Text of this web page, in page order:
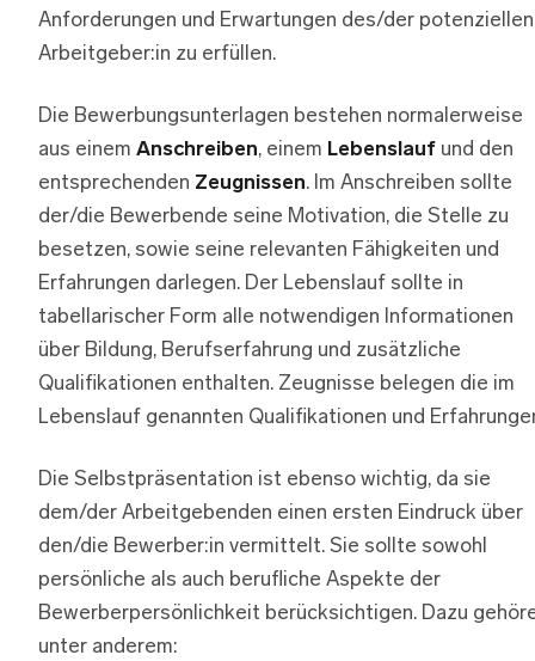
Anforderungen und Erwartungen des/der potenziellen
Arbeitgeber:in zu erfüllen.
Die Bewerbungsunterlagen bestehen normalerweise
aus einem Anschreiben, einem Lebenslauf und den
entsprechenden Zeugnissen. Im Anschreiben sollte
der/die Bewerbende seine Motivation, die Stelle zu
besetzen, sowie seine relevanten Fähigkeiten und
Erfahrungen darlegen. Der Lebenslauf sollte in
tabellarischer Form alle notwendigen Informationen
über Bildung, Berufserfahrung und zusätzliche
Qualifikationen enthalten. Zeugnisse belegen die im
Lebenslauf genannten Qualifikationen und
Die Selbstpräsentation ist ebenso wichtig, da sie
dem/der Arbeitgebenden einen ersten Eindruck über
den/die Bewerber:in vermittelt. Sie sollte sowohl
persönliche als auch berufliche Aspekte der
Bewerberpersönlichkeit berücksichtigen. Dazu
unter anderem: